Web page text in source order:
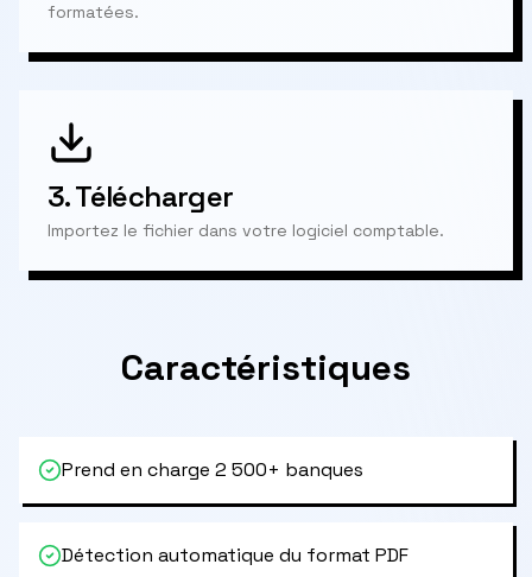
formatées.
3.Télécharger
Importez le fichier dans votre logiciel comptable.
Caractéristiques
Prend en charge 2 500+ banques
Détection automatique du format PDF